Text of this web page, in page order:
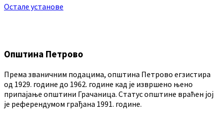
Остале установе
Општина Петрово
Према званичним подацима, општина Петрово егзистира
од 1929. године до 1962. године кад је извршено њено
припајање општини Грачаница. Статус општине враћен јој
је референдумом грађана 1991. године.